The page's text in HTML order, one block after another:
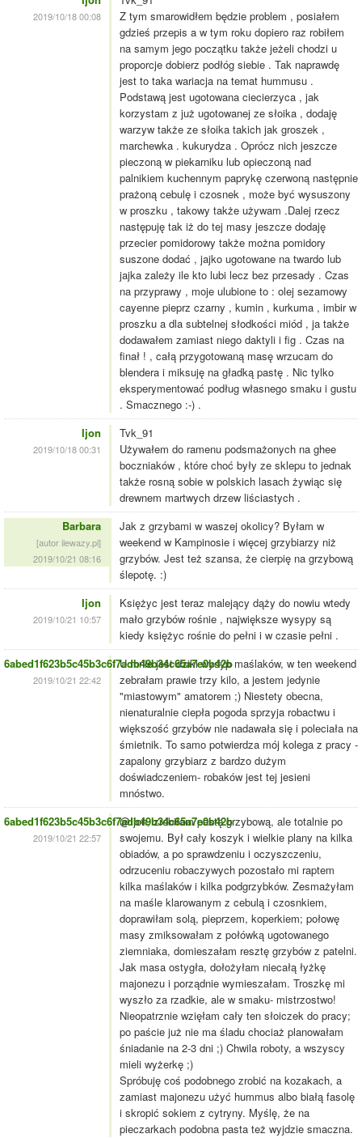
2019/10/18 00:08
Z tym smarowidłem będzie problem , posiałem
gdzieś przepis a w tym roku dopiero raz robiłem
na samym jego początku także jeżeli chodzi u
proporcje dobierz podłóg siebie . Tak naprawdę
jest to taka wariacja na temat hummusu .
Podstawą jest ugotowana ciecierzyca , jak
korzystam z już ugotowanej ze słoika , dodaję
warzyw także ze słoika takich jak groszek ,
marchewka . kukurydza . Oprócz nich jeszcze
pieczoną w piekarniku lub opieczoną nad
palnikiem kuchennym paprykę czerwoną następnie
prażoną cebulę i czosnek , może być wysuszony
w proszku , takowy także używam .Dalej rzecz
następuję tak iż do tej masy jeszcze dodaję
przecier pomidorowy także można pomidory
suszone dodać , jajko ugotowane na twardo lub
jajka zależy ile kto lubi lecz bez przesady . Czas
na przyprawy , moje ulubione to : olej sezamowy
cayenne pieprz czarny , kumin , kurkuma , imbir w
proszku a dla subtelnej słodkości miód , ja także
dodawałem zamiast niego daktyli i fig . Czas na
finał ! , całą przygotowaną masę wrzucam do
blendera i miksuję na gładką pastę . Nic tylko
eksperymentować podług własnego smaku i gustu
. Smacznego :-) .
Ijon
2019/10/18 00:31
Tvk_91
Używałem do ramenu podsmażonych na ghee
boczniaków , które choć były ze sklepu to jednak
także rosną sobie w polskich lasach żywiąc się
drewnem martwych drzew liściastych .
Barbara
[autor ilewazy.pl]
2019/10/21 08:16
Jak z grzybami w waszej okolicy? Byłam w
weekend w Kampinosie i więcej grzybiarzy niż
grzybów. Jest też szansa, że cierpię na grzybową
ślepotę. :)
Ijon
2019/10/21 10:57
Księżyc jest teraz malejący dąży do nowiu wtedy
mało grzybów rośnie , największe wysypy są
kiedy księżyc rośnie do pełni i w czasie pełni .
6abed1f623b5c45b3c6f7adb49b34c65a7e0b42b
2019/10/21 22:42
U mnie jest dziki wysyp maślaków, w ten weekend
zebrałam prawie trzy kilo, a jestem jedynie
"miastowym" amatorem ;) Niestety obecna,
nienaturalnie ciepła pogoda sprzyja robactwu i
większość grzybów nie nadawała się i poleciała na
śmietnik. To samo potwierdza mój kolega z pracy -
zapalony grzybiarz z bardzo dużym
doświadczeniem- robaków jest tej jesieni
mnóstwo.
6abed1f623b5c45b3c6f7adb49b34c65a7e0b42b
2019/10/21 22:57
@Ijon, zrobiłam pastę grzybową, ale totalnie po
swojemu. Był cały koszyk i wielkie plany na kilka
obiadów, a po sprawdzeniu i oczyszczeniu,
odrzuceniu robaczywych pozostało mi raptem
kilka maślaków i kilka podgrzybków. Zesmażyłam
na maśle klarowanym z cebulą i czosnkiem,
doprawiłam solą, pieprzem, koperkiem; połowę
masy zmiksowałam z połówką ugotowanego
ziemniaka, domieszałam resztę grzybów z patelni.
Jak masa ostygła, dołożyłam niecałą łyżkę
majonezu i porządnie wymieszałam. Troszkę mi
wyszło za rzadkie, ale w smaku- mistrzostwo!
Nieopatrznie wzięłam cały ten słoiczek do pracy;
po paście już nie ma śladu chociaż planowałam
śniadanie na 2-3 dni ;) Chwila roboty, a wszyscy
mieli wyżerkę ;)
Spróbuję coś podobnego zrobić na kozakach, a
zamiast majonezu użyć hummus albo białą fasolę
i skropić sokiem z cytryny. Myślę, że na
pieczarkach podobna pasta też wyjdzie smaczna.